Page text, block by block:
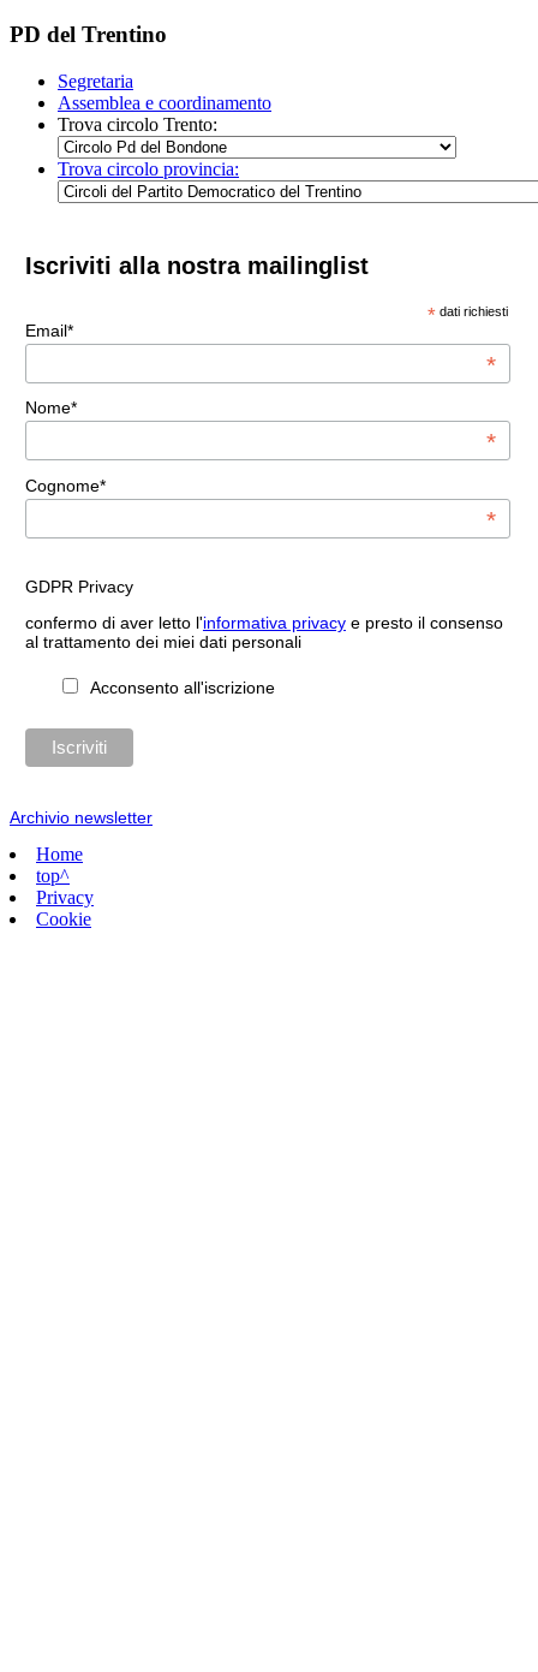
PD del Trentino
Segretaria
Assemblea e coordinamento
Trova circolo Trento:
Trova circolo provincia:
Iscriviti alla nostra mailinglist
* dati richiesti
Email*
*
Nome*
*
Cognome*
*
GDPR Privacy
confermo di aver letto l'informativa privacye presto il consenso
al trattamento dei miei dati personali
Acconsento all'iscrizione
Archivio newsletter
Home
top^
Privacy
Cookie